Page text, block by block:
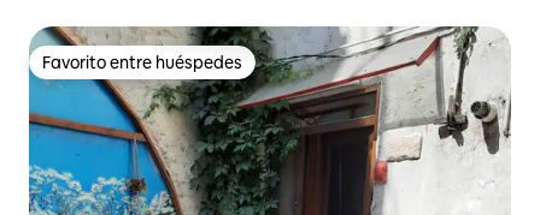
Favorito entre huéspedes
Favorito entre huéspedes